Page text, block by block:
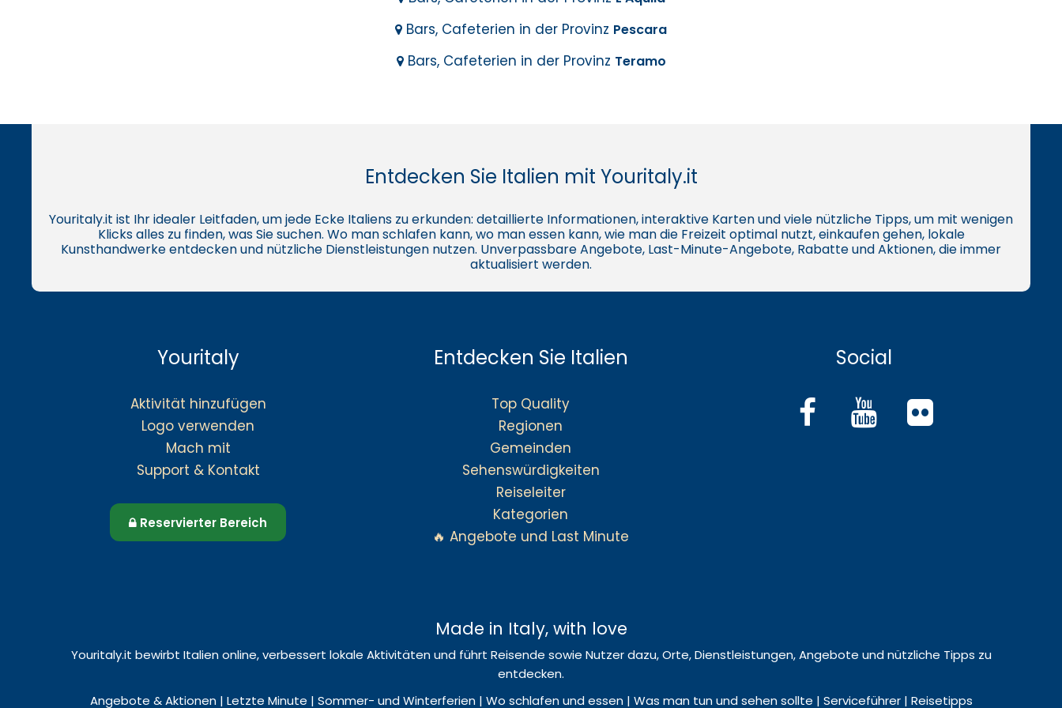
Bars, Cafeterien in der Provinz Pescara
Bars, Cafeterien in der Provinz Teramo
Entdecken Sie Italien mit Youritaly.it
Youritaly.it ist Ihr idealer Leitfaden, um jede Ecke Italiens zu erkunden: detaillierte Informationen, interaktive Karten und viele nützliche Tipps, um mit wenigen
Klicks alles zu finden, was Sie suchen. Wo man schlafen kann, wo man essen kann, wie man die Freizeit optimal nutzt, einkaufen gehen, lokale
Kunsthandwerke entdecken und nützliche Dienstleistungen nutzen. Unverpassbare Angebote, Last-Minute-Angebote, Rabatte und Aktionen, die immer
aktualisiert werden.
Youritaly
Aktivität hinzufügen
Logo verwenden
Mach mit
Support & Kontakt
Reservierter Bereich
Entdecken Sie Italien
Top Quality
Regionen
Gemeinden
Sehenswürdigkeiten
Reiseleiter
Kategorien
🔥 Angebote und Last Minute
Social
Made in Italy, with love
Youritaly.it bewirbt Italien online, verbessert lokale Aktivitäten und führt Reisende sowie Nutzer dazu, Orte, Dienstleistungen, Angebote und nützliche Tipps zu
entdecken.
Angebote & Aktionen | Letzte Minute | Sommer- und Winterferien | Wo schlafen und essen | Was man tun und sehen sollte | Serviceführer | Reisetipps